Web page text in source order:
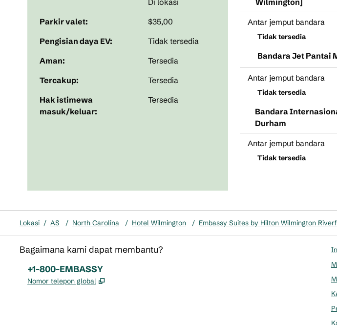
Di lokasi
Parkir valet:
$35,00
Pengisian daya EV:
Tidak tersedia
Aman:
Tersedia
Tercakup:
Tersedia
Hak istimewa
masuk/keluar:
Tersedia
Wilmington]
Antar jemput bandara
Tidak tersedia
Bandara Jet Pantai
Antar jemput bandara
Tidak tersedia
Bandara
Durham
Antar jemput bandara
Tidak tersedia
Lokasi / AS / North Carolina / Hotel Wilmington / Embassy Suites by Hilton Wilmington
Bagaimana kami dapat membantu?
Telepon:
+1-800-EMBASSY
Nomor telepon global ,